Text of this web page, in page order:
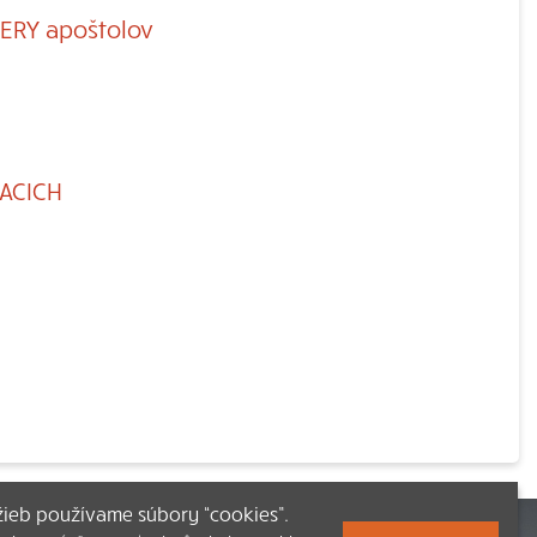
apoštolov
používame súbory “cookies”.